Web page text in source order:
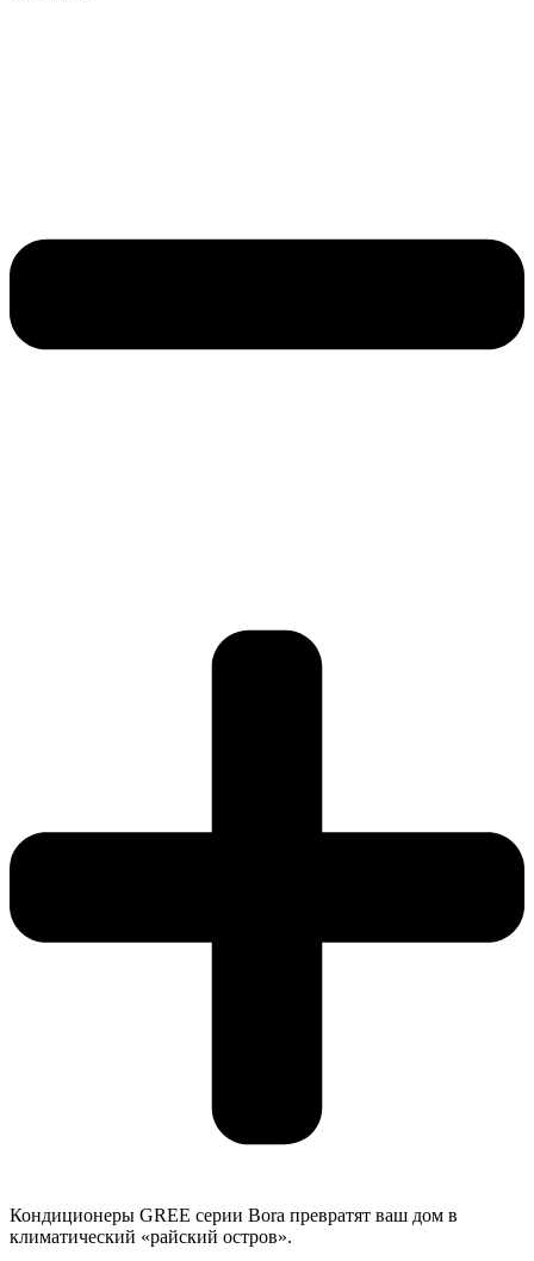
Кондиционеры GREE серии Bora превратят ваш дом в
климатический «райский остров».